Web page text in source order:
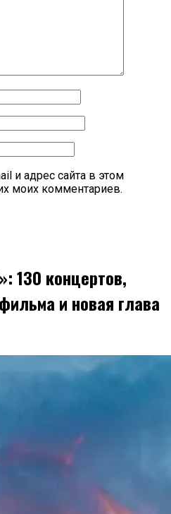
и адрес сайта в этом
моих комментариев.
130 концертов,
и новая глава